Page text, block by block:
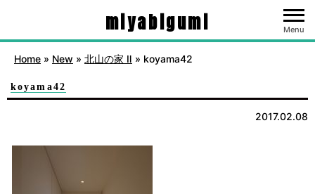
miyabigumi Menu
Home » New » 北山の家 Ⅱ » koyama42
koyama42
2017.02.08